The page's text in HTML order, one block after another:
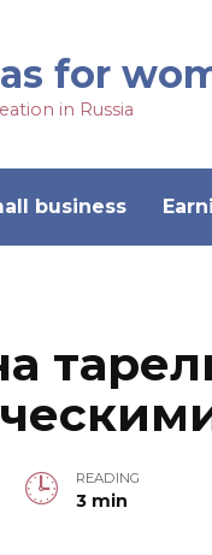
for
in Russia
business
READING
3 min